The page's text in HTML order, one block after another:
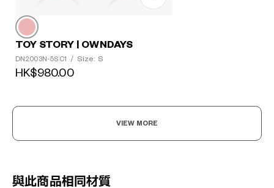
TOY STORY | OWNDAYS
DN2003N-5S C1 / Size: S
HK$980.00
VIEW MORE
與此商品相同材質